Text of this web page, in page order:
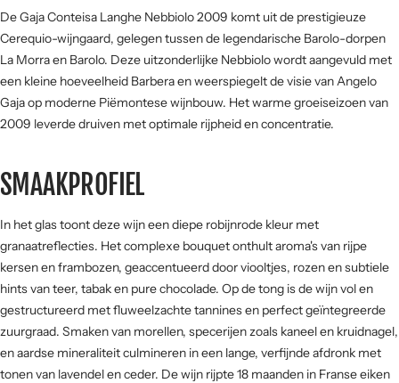
Fruit
Tannine
Zoet
De Gaja Conteisa Langhe Nebbiolo 2009 komt uit de prestigieuze
Cerequio-wijngaard, gelegen tussen de legendarische Barolo-dorpen
La Morra en Barolo. Deze uitzonderlijke Nebbiolo wordt aangevuld met
een kleine hoeveelheid Barbera en weerspiegelt de visie van Angelo
Gaja op moderne Piëmontese wijnbouw. Het warme groeiseizoen van
2009 leverde druiven met optimale rijpheid en concentratie.
SMAAKPROFIEL
In het glas toont deze wijn een diepe robijnrode kleur met
granaatreflecties. Het complexe bouquet onthult aroma's van rijpe
kersen en frambozen, geaccentueerd door viooltjes, rozen en subtiele
hints van teer, tabak en pure chocolade. Op de tong is de wijn vol en
gestructureerd met fluweelzachte tannines en perfect geïntegreerde
zuurgraad. Smaken van morellen, specerijen zoals kaneel en kruidnagel,
en aardse mineraliteit culmineren in een lange, verfijnde afdronk met
tonen van lavendel en ceder. De wijn rijpte 18 maanden in Franse eiken